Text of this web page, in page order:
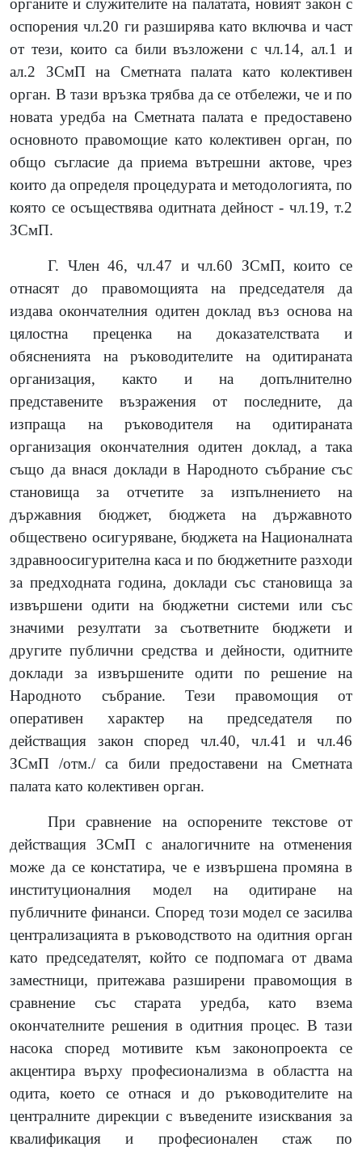
органите и служителите на палатата, новият закон с
оспорения чл.20 ги разширява като включва и част
от тези, които са били възложени с чл.14, ал.1 и
ал.2 ЗСмП на Сметната палата като колективен
орган. В тази връзка трябва да се отбележи, че и по
новата уредба на Сметната палата е предоставено
основното правомощие като колективен орган, по
общо съгласие да приема вътрешни актове, чрез
които да определя процедурата и методологията, по
която се осъществява одитната дейност - чл.19, т.2
ЗСмП.
Г. Член 46, чл.47 и чл.60 ЗСмП, които се
отнасят до правомощията на председателя да
издава окончателния одитен доклад въз основа на
цялостна преценка на доказателствата и
обясненията на ръководителите на одитираната
организация, както и на допълнително
представените възражения от последните, да
изпраща на ръководителя на одитираната
организация окончателния одитен доклад, а така
също да внася доклади в Народното събрание със
становища за отчетите за изпълнението на
държавния бюджет, бюджета на държавното
обществено осигуряване, бюджета на Националната
здравноосигурителна каса и по бюджетните разходи
за предходната година, доклади със становища за
извършени одити на бюджетни системи или със
значими резултати за съответните бюджети и
другите публични средства и дейности, одитните
доклади за извършените одити по решение на
Народното събрание. Тези правомощия от
оперативен характер на председателя по
действащия закон според чл.40, чл.41 и чл.46
ЗСмП /отм./ са били предоставени на Сметната
палата като колективен орган.
При сравнение на оспорените текстове от
действащия ЗСмП с аналогичните на отменения
може да се констатира, че е извършена промяна в
институционалния модел на одитиране на
публичните финанси. Според този модел се засилва
централизацията в ръководството на одитния орган
като председателят, който се подпомага от двама
заместници, притежава разширени правомощия в
сравнение със старата уредба, като взема
окончателните решения в одитния процес. В тази
насока според мотивите към законопроекта се
акцентира върху професионализма в областта на
одита, което се отнася и до ръководителите на
централните дирекции с въведените изисквания за
квалификация и професионален стаж по